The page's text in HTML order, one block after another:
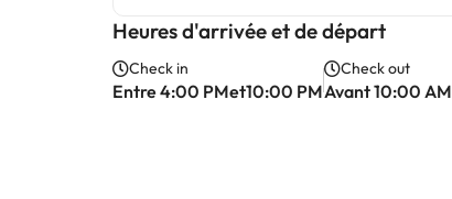
Heures d'arrivée et de départ
Check in
Entre 4:00 PMet10:00 PM
Check out
Avant 10:00 AM